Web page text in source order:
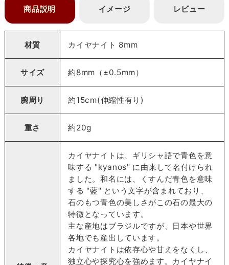
商品説明 イメージ レビュー
材質 カイヤナイト 8mm
サイズ 約8mm（±0.5mm）
腕周り 約15cm(伸縮性有り)
重さ 約20g
カイヤナイトは、ギリシャ語で青色を意
味する "kyanos" に由来して名付けられ
ました。和名には、くすんだ青色を意味
する "藍" という文字が含まれており、
石のもつ青色の美しさがこの石の最大の
特徴となっています。
主な産地はブラジルですが、日本や世界
各地でも産出しています。
カイヤナイトは依存心や甘えをなくし、
独立心や探究心を強めます。カイヤナイ